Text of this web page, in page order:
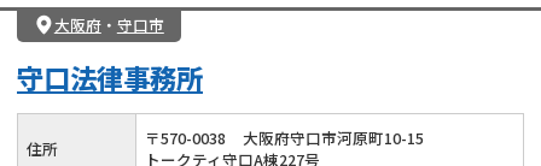
大阪府・ 守口市
守口法律事務所
住所 〒570-0038
大阪府守口市河原町10-15
トークティ守口A棟227号